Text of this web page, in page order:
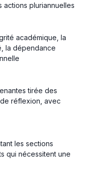
actions pluriannuelles
académique, la
la dépendance
tirée des
réflexion, avec
les sections
qui nécessitent une